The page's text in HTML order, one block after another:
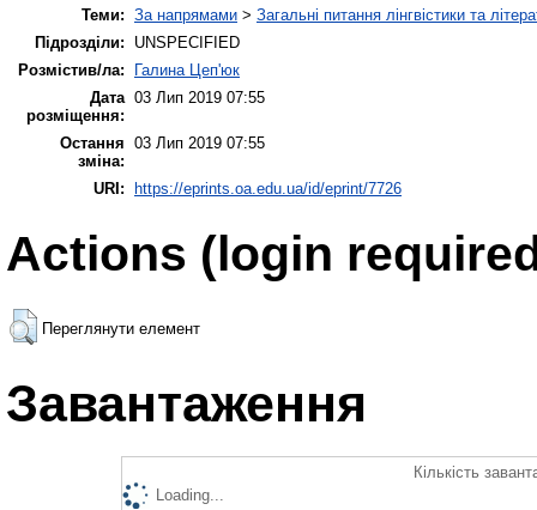
Теми: За напрямами > Загальні питання лінгвістики та
Підрозділи:
UNSPECIFIED
Розмістив/ла:
Галина Цеп'юк
Дата
розміщення:
03 Лип 2019 07:55
Остання
зміна:
03 Лип 2019 07:55
URI: https://eprints.oa.edu.ua/id/eprint/7726
Actions (login
Переглянути елемент
Завантаження
Кількість
Loading...